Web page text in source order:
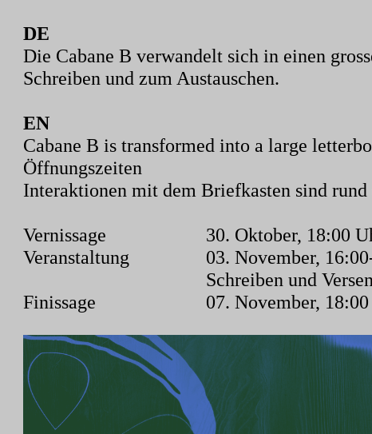
DE
Die Cabane B verwandelt sich in einen
Schreiben und zum Austauschen.
EN
Cabane B is transformed into a large
Öffnungszeiten
Interaktionen mit dem Briefkasten sind
Vernissage
30. Oktober, 18:00
Veranstaltung
03. November,
Schreiben und
Finissage
07. November,